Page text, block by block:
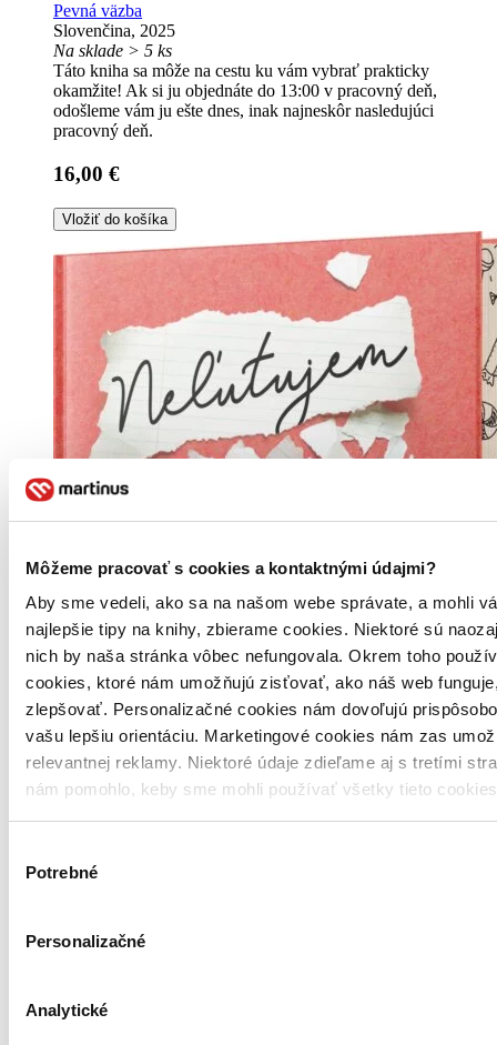
Môžeme pracovať s cookies a kontaktnými údajmi?
Aby sme vedeli, ako sa na našom webe správate, a mohli
najlepšie tipy na knihy, zbierame cookies. Niektoré sú
nich by naša stránka vôbec nefungovala. Okrem toho
cookies, ktoré nám umožňujú zisťovať, ako náš web
zlepšovať. Personalizačné cookies nám dovoľujú
vašu lepšiu orientáciu. Marketingové cookies nám zas
relevantnej reklamy. Niektoré údaje zdieľame aj s tretími
nám pomohlo, keby sme mohli používať všetky tieto
súhlasu
Potrebné
Personalizačné
Analytické
Pevná väzba
Slovenčina, 2025
Na sklade > 5 ks
Táto kniha sa môže na cestu ku vám vybrať prakticky
okamžite! Ak si ju objednáte do 13:00 v pracovný deň,
odošleme vám ju ešte dnes, inak najneskôr nasledujúci
pracovný deň.
16,00 €
Vložiť do košíka